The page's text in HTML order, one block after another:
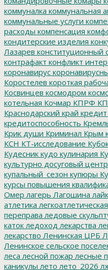
коммуналка коммунальная
коммунальные услуги
расходы компенсация
кондитерские изделия
Лазарев конституционный
контрафакт конфликт
коронавирус
Коростелев короткая
Косвинцев космодром
котельная Кочмар КПРФ
Краснодарский край кредит
кредитоспособность
Крик души Криминал Крым
КСН КТ-исследование
Кудесник кудо кулинария
культурно досуговый центр
купальный_сезон купюры
курсы повышения
Омер лагерь Лагошина лайк
атлетика
переправа ледовые
каток ледоход лекарства
лекарство Ленинская ЦРБ
Ленинское сельское
леса лесной пожар лесные
каникулы лето лето_2026